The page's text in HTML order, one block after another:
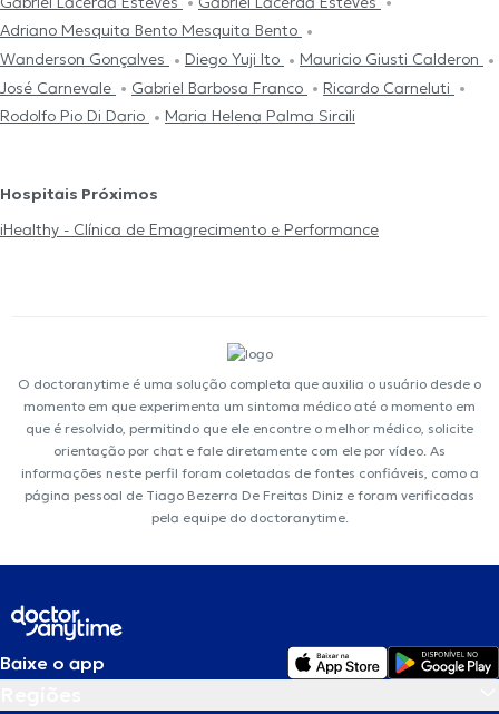
Adriano Mesquita Bento Mesquita Bento
Wanderson Gonçalves
Diego Yuji Ito
Mauricio Giusti Calderon
José Carnevale
Gabriel Barbosa Franco
Ricardo Carneluti
Rodolfo Pio Di Dario
Maria Helena Palma Sircili
Hospitais Próximos
iHealthy - Clínica de Emagrecimento e Performance
O doctoranytime é uma solução completa que auxilia o usuário desde o
momento em que experimenta um sintoma médico até o momento em
que é resolvido, permitindo que ele encontre o melhor médico, solicite
orientação por chat e fale diretamente com ele por vídeo. As
informações neste perfil foram coletadas de fontes confiáveis, como a
página pessoal de Tiago Bezerra De Freitas Diniz e foram verificadas
pela equipe do doctoranytime.
Baixe o app